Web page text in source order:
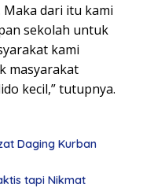
dari itu kami
sekolah untuk
kami
masyarakat
kecil,” tutupnya.
Daging Kurban
tapi Nikmat